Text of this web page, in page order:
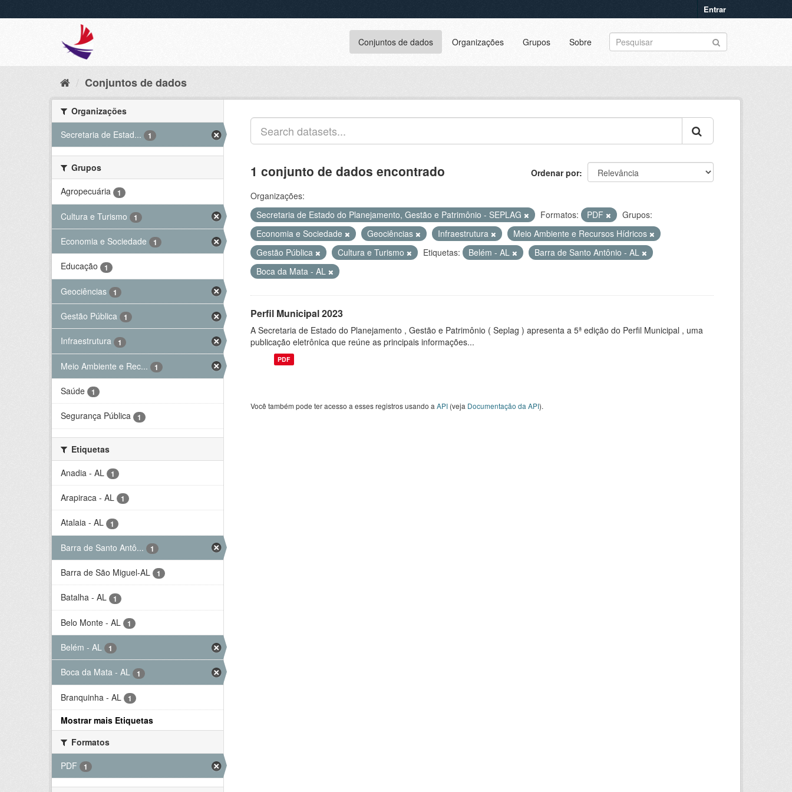
Entrar
Conjuntos de dados Organizações Grupos Sobre
Conjuntos de dados
Organizações
Secretaria de Estad...
1
Grupos
Agropecuária
1
Cultura e Turismo 1
Economia e Sociedade 1
Educação 1
Geociências 1
Gestão Pública 1
Infraestrutura 1
Meio Ambiente e Rec... 1
Saúde 1
Segurança Pública 1
Etiquetas
Anadia - AL
1
Arapiraca - AL 1
Atalaia - AL 1
Barra de Santo Antô... 1
Barra de São Miguel-AL 1
Batalha - AL 1
Belo Monte - AL 1
Belém - AL 1
Boca da Mata - AL 1
Branquinha - AL 1
Mostrar mais Etiquetas
Formatos
PDF
1
Ordenar por
1 conjunto de dados encontrado
Organizações:
Secretaria de Estado do Planejamento, Gestão e Patrimônio - SEPLAG
Formatos: PDF
Grupos:
Economia e Sociedade
Geociências Infraestrutura
Meio Ambiente e Recursos Hídricos
Gestão Pública
Cultura e Turismo Etiquetas: Belém - AL
Barra de Santo Antônio - AL
Boca da Mata - AL
Perfil Municipal 2023
A Secretaria de Estado do Planejamento , Gestão e Patrimônio ( Seplag ) apresenta a 5ª edição do Perfil Municipal , uma
publicação eletrônica que reúne as principais informações...
PDF
Você também pode ter acesso a esses registros usando a API (veja Documentação da API).